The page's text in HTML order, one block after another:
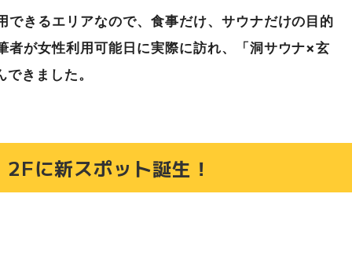
できるエリアなので、食事だけ、サウナだけの目的
者が女性利用可能日に実際に訪れ、「洞サウナ×玄
きました。
に新スポット誕生！